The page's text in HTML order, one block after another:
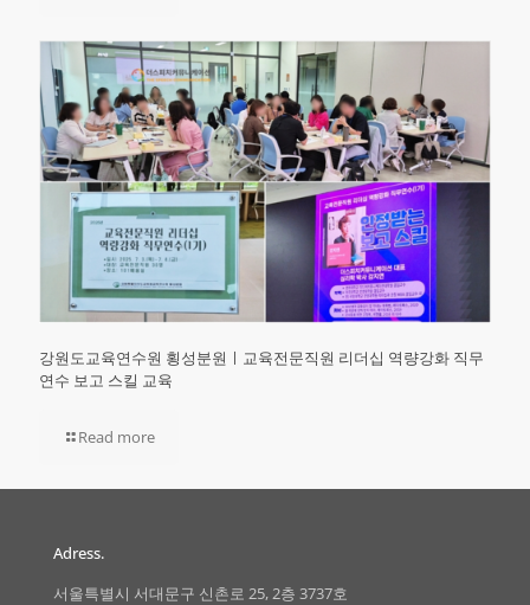
강원도교육연수원 횡성분원ㅣ교육전문직원 리더십 역량강화 직무
연수 보고 스킬 교육
Read more
Adress.
서울특별시 서대문구 신촌로 25, 2층 3737호